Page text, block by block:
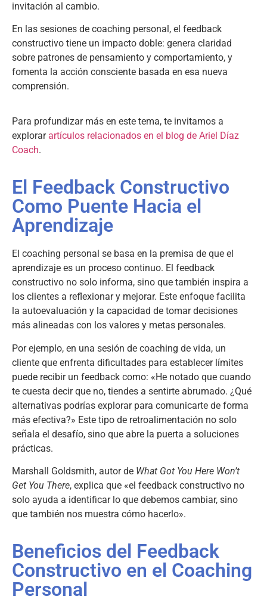
invitación al cambio.
En las sesiones de coaching personal, el feedback
constructivo tiene un impacto doble: genera claridad
sobre patrones de pensamiento y comportamiento, y
fomenta la acción consciente basada en esa nueva
comprensión.
Para profundizar más en este tema, te invitamos a
explorar artículos relacionados en el blog de Ariel Díaz
Coach.
El Feedback Constructivo
Como Puente Hacia el
Aprendizaje
El coaching personal se basa en la premisa de que el
aprendizaje es un proceso continuo. El feedback
constructivo no solo informa, sino que también inspira a
los clientes a reflexionar y mejorar. Este enfoque facilita
la autoevaluación y la capacidad de tomar decisiones
más alineadas con los valores y metas personales.
Por ejemplo, en una sesión de coaching de vida, un
cliente que enfrenta dificultades para establecer límites
puede recibir un feedback como: «He notado que cuando
te cuesta decir que no, tiendes a sentirte abrumado. ¿Qué
alternativas podrías explorar para comunicarte de forma
más efectiva?» Este tipo de retroalimentación no solo
señala el desafío, sino que abre la puerta a soluciones
prácticas.
Marshall Goldsmith, autor de What Got You Here Won’t
Get You There, explica que «el feedback constructivo no
solo ayuda a identificar lo que debemos cambiar, sino
que también nos muestra cómo hacerlo».
Beneficios del Feedback
Constructivo en el Coaching
Personal